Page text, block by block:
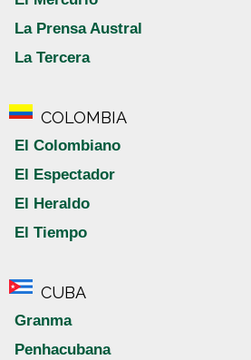
La Prensa Austral
La Tercera
COLOMBIA
El Colombiano
El Espectador
El Heraldo
El Tiempo
CUBA
Granma
Penhacubana